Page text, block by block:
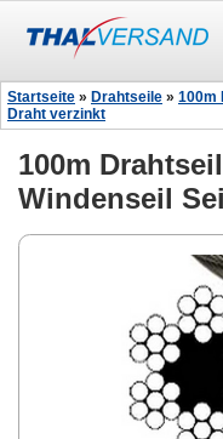
Startseite » Drahtseile » 100m
Draht verzinkt
100m
Windenseil